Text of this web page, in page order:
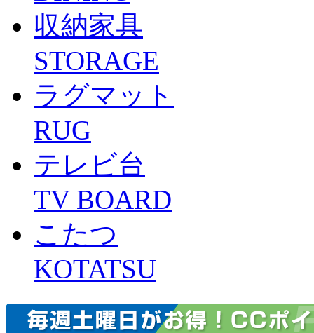
収納家具
STORAGE
ラグマット
RUG
テレビ台
TV BOARD
こたつ
KOTATSU